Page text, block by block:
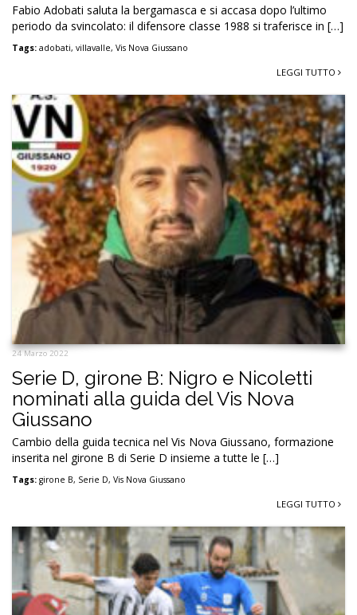
Fabio Adobati saluta la bergamasca e si accasa dopo l’ultimo
periodo da svincolato: il difensore classe 1988 si traferisce in […]
Tags: adobati, villavalle, Vis Nova Giussano
LEGGI TUTTO
24 Marzo 2022
Serie D, girone B: Nigro e Nicoletti
nominati alla guida del Vis Nova
Giussano
Cambio della guida tecnica nel Vis Nova Giussano, formazione
inserita nel girone B di Serie D insieme a tutte le […]
Tags: girone B, Serie D, Vis Nova Giussano
LEGGI TUTTO